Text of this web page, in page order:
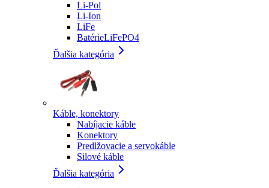
Li-Pol
Li-Ion
LiFe
BatérieLiFePO4
Ďalšia kategória
Káble, konektory
Nabíjacie káble
Konektory
Predlžovacie a servokáble
Silové káble
Ďalšia kategória